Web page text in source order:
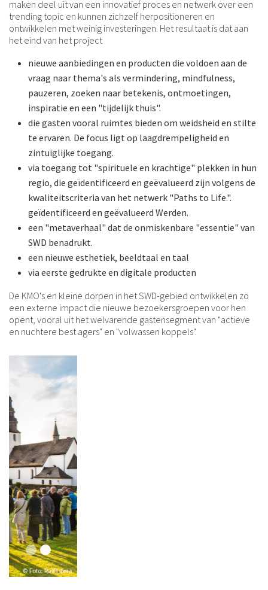
maken deel uit van een innovatief proces en netwerk over een
trending topic en kunnen zichzelf herpositioneren en
ontwikkelen met weinig investeringen. Het resultaat is dat aan
het eind van het project
nieuwe aanbiedingen en producten die voldoen aan de
vraag naar thema's als vermindering, mindfulness,
pauzeren, zoeken naar betekenis, ontmoetingen,
inspiratie en een "tijdelijk thuis".
die gasten vooral ruimtes bieden om weidsheid en stilte
te ervaren. De focus ligt op laagdrempeligheid en
zintuiglijke toegang.
via toegang tot "spirituele en krachtige" plekken in hun
regio, die geïdentificeerd en geëvalueerd zijn volgens de
kwaliteitscriteria van het netwerk "Paths to Life.".
geïdentificeerd en geëvalueerd Werden.
een "metaverhaal" dat de onmiskenbare "essentie" van
SWD benadrukt.
een nieuwe esthetiek, beeldtaal en taal
via eerste gedrukte en digitale producten
De KMO's en kleine dorpen in het SWD-gebied ontwikkelen zo
een externe impact die nieuwe bezoekersgroepen voor hen
opent, vooral uit het welvarende gastensegment van "actieve
en nuchtere best agers" en "volwassen koppels".